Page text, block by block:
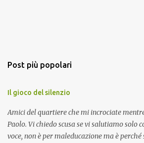
Post più popolari
Il gioco del silenzio
Amici del quartiere che mi incrociate
Paolo. Vi chiedo scusa se vi salutiamo solo
voce, non è per maleducazione ma è